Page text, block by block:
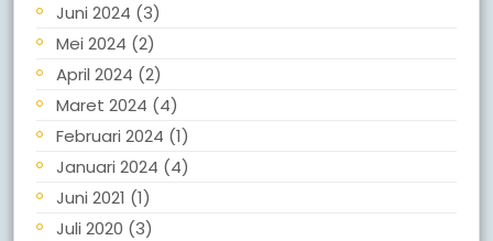
Juni 2024 (3)
Mei 2024 (2)
April 2024 (2)
Maret 2024 (4)
Februari 2024 (1)
Januari 2024 (4)
Juni 2021 (1)
Juli 2020 (3)